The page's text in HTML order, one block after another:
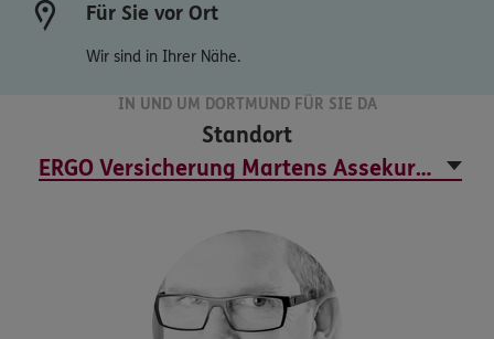
Für Sie vor Ort
Wir sind in Ihrer Nähe.
IN UND UM DORTMUND FÜR SIE DA
Standort